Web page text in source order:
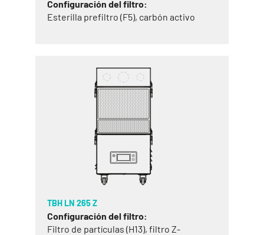
Configuración del filtro:
Esterilla prefiltro (F5), carbón activo
TBH LN 265 Z
Configuración del filtro:
Filtro de partículas (H13), filtro Z-